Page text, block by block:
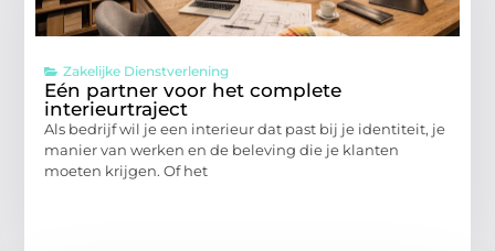
Zakelijke Dienstverlening
Eén partner voor het complete
interieurtraject
Als bedrijf wil je een interieur dat past bij je identiteit, je
manier van werken en de beleving die je klanten
moeten krijgen. Of het